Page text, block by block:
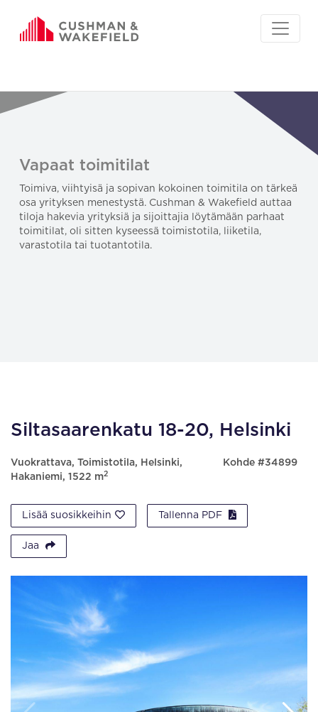
Vapaat toimitilat
Toimiva, viihtyisä ja sopivan kokoinen toimitila on tärkeä
osa yrityksen menestystä. Cushman & Wakefield auttaa
tiloja hakevia yrityksiä ja sijoittajia löytämään parhaat
toimitilat, oli sitten kyseessä toimistotila, liiketila,
varastotila tai tuotantotila.
Siltasaarenkatu 18-20, Helsinki
Vuokrattava, Toimistotila, Helsinki,
Hakaniemi, 1522 m2
Kohde #34899
Lisää suosikkeihin Tallenna PDF
Jaa